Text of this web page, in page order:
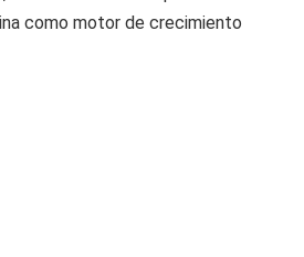
como motor de crecimiento